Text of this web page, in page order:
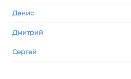
Денис
Дмитрий
Сергей